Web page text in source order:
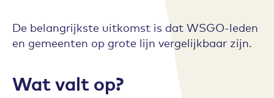
De belangrijkste uitkomst is dat WSGO-leden
en gemeenten op grote lijn vergelijkbaar zijn.
Wat valt op?